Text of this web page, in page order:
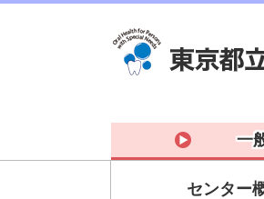
一
センター